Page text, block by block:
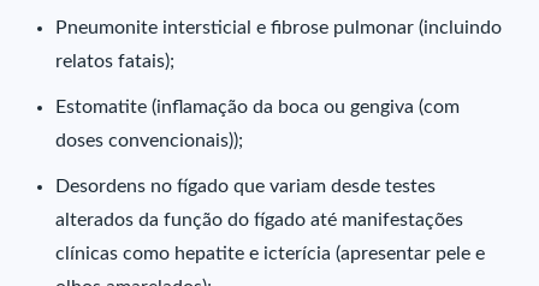
Pneumonite intersticial e fibrose pulmonar (incluindo
relatos fatais);
Estomatite (inflamação da boca ou gengiva (com
doses convencionais));
Desordens no fígado que variam desde testes
alterados da função do fígado até manifestações
clínicas como hepatite e icterícia (apresentar pele e